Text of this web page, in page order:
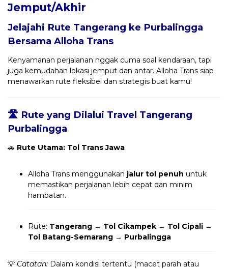
Jemput/Akhir
Jelajahi Rute Tangerang ke Purbalingga
Bersama Alloha Trans
Kenyamanan perjalanan nggak cuma soal kendaraan, tapi
juga kemudahan lokasi jemput dan antar. Alloha Trans siap
menawarkan rute fleksibel dan strategis buat kamu!
🛣️ Rute yang Dilalui Travel Tangerang
Purbalingga
🚗 Rute Utama: Tol Trans Jawa
Alloha Trans menggunakan jalur tol penuh untuk
memastikan perjalanan lebih cepat dan minim
hambatan.
Rute: Tangerang → Tol Cikampek → Tol Cipali →
Tol Batang-Semarang → Purbalingga
💡 Catatan: Dalam kondisi tertentu (macet parah atau